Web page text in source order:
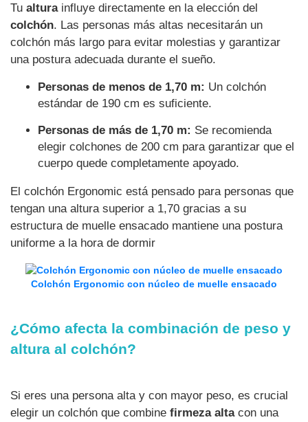
Tu alturainfluye directamente en la elección del
colchón. Las personas más altas necesitarán un
colchón más largo para evitar molestias y garantizar
una postura adecuada durante el sueño.
Personas de menos de 1,70 m: Un colchón
estándar de 190 cm es suficiente.
Personas de más de 1,70 m: Se recomienda
elegir colchones de 200 cm para garantizar que el
cuerpo quede completamente apoyado.
El colchón Ergonomic está pensado para personas que
tengan una altura superior a 1,70 gracias a su
estructura de muelle ensacado mantiene una postura
uniforme a la hora de dormir
Colchón Ergonomic con núcleo de muelle ensacado
¿Cómo afecta la combinación de peso y
altura al colchón?
Si eres una persona alta y con mayor peso, es crucial
elegir un colchón que combine firmeza altacon una